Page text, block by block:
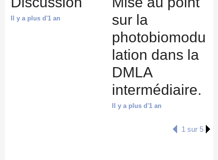
Il y a plus d'1 an
sur la
photobiomodu
lation dans la
DMLA
intermédiaire.
Il y a plus d'1 an
1 sur 5